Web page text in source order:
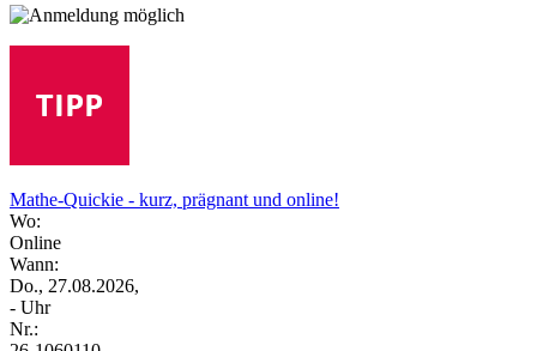
Mathe-Quickie - kurz, prägnant und online!
Wo:
Online
Wann:
Do., 27.08.2026,
- Uhr
Nr.: